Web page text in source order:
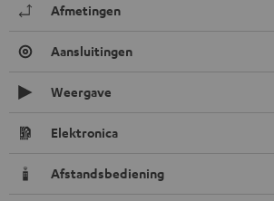
Afmetingen
Aansluitingen
Weergave
Elektronica
Afstandsbediening